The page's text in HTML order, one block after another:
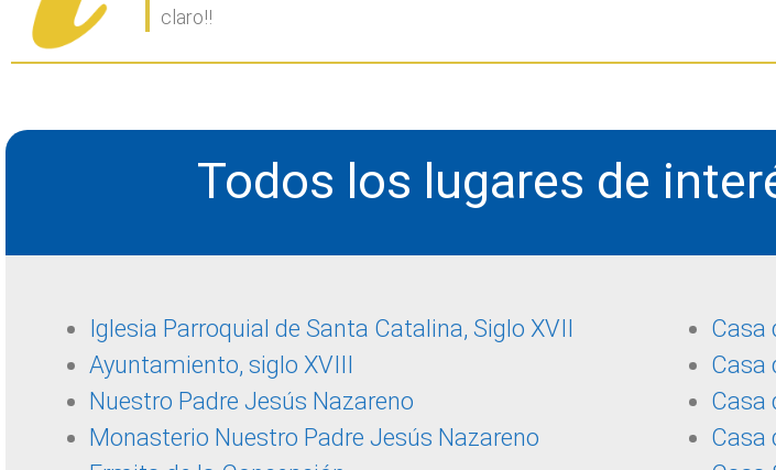
claro!!
Todos los lugares de
Iglesia Parroquial de Santa Catalina, Siglo XVII
Ayuntamiento, siglo XVIII
Nuestro Padre Jesús Nazareno
Monasterio Nuestro Padre Jesús Nazareno
Casa
Casa
Casa
Casa